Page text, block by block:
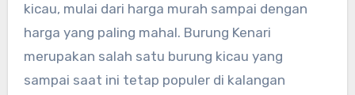
kicau, mulai dari harga murah sampai dengan
harga yang paling mahal. Burung Kenari
merupakan salah satu burung kicau yang
sampai saat ini tetap populer di kalangan